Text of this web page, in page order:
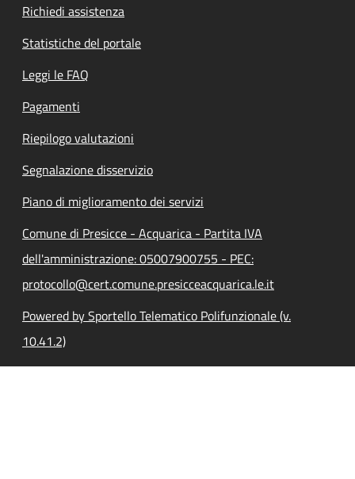
Richiedi assistenza
Statistiche del portale
Leggi le FAQ
Pagamenti
Riepilogo valutazioni
Segnalazione disservizio
Piano di miglioramento dei servizi
Comune di Presicce - Acquarica - Partita IVA
dell'amministrazione: 05007900755 - PEC:
protocollo@cert.comune.presicceacquarica.le.it
Powered by Sportello Telematico Polifunzionale (v.
10.41.2)